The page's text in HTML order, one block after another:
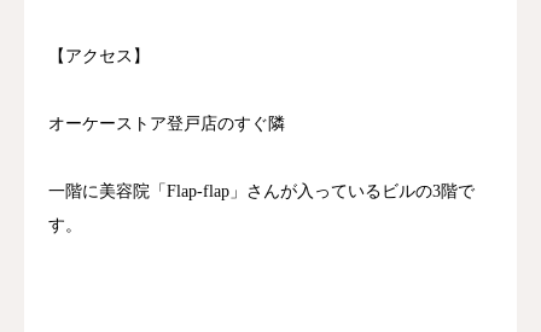
【アクセス】
オーケーストア登戸店のすぐ隣
一階に美容院「Flap-flap」さんが入っているビルの3階で
す。